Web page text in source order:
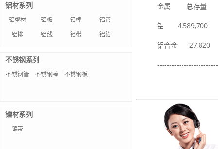
铝材系列
铝型材 铝板 铝棒
铝管
铝排
铝线 铝带 铝箔
不锈钢系列
不锈钢管 不锈钢棒 不锈钢板
镍材系列
镍带
金属 总存量
铝 4,589,700
铝合金